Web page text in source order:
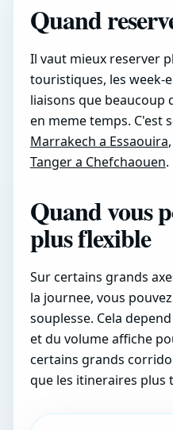
Quand
Il vaut mieux reserver
touristiques, les week-
liaisons que beaucoup
en meme temps. C'est
Marrakech a Essaouira,
Tanger a Chefchaouen.
Quand vous
plus flexible
Sur certains grands
la journee, vous
souplesse. Cela
et du volume affiche
certains grands
que les itineraires plus